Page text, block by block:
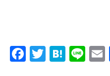
F
T
H
Li